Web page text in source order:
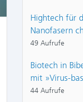
Hightech für
Nanofasern
49 Aufrufe
Biotech in
mit »Virus-
44 Aufrufe